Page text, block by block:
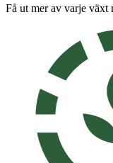
Få ut mer av varje växt